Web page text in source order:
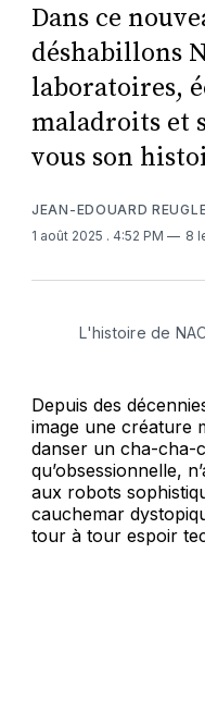
Dans ce
déshabillons
laboratoires,
maladroits et
vous son
JEAN-EDOUARD
1 août 2025 . 4:52 PM 8
L'histoire de
Depuis des
image une créature
danser un cha-cha-
qu’obsessionnelle,
aux robots
cauchemar
tour à tour espoir